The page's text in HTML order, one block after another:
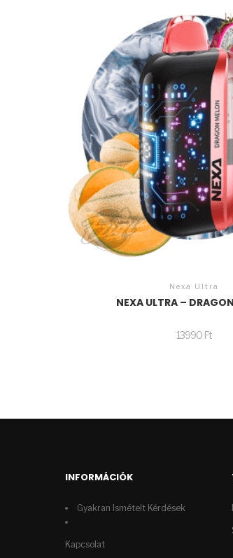
Nexa Ultra
NEXA ULTRA –
13990 Ft
INFORMÁCIÓK
Gyakran Ismételt Kérdések
Kapcsolat